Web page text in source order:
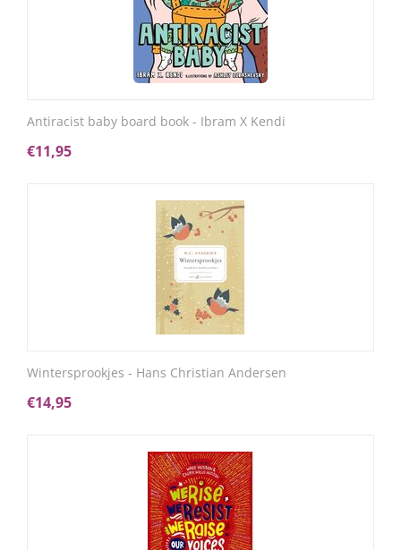
Antiracist baby board book - Ibram X Kendi
€11,95
Wintersprookjes - Hans Christian Andersen
€14,95